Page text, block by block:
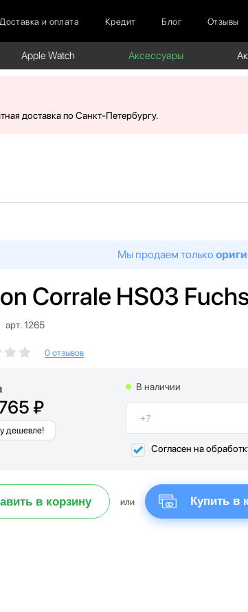
Доставка и оплата Кредит Блог Отзывы
Apple Watch Аксессуары
доставка по Санкт-Петербургу.
Мы продаем только
Corrale HS03
арт. 1265
0 отзывов
₽
дешевле!
В наличии
Согласен на
в корзину или Купить в